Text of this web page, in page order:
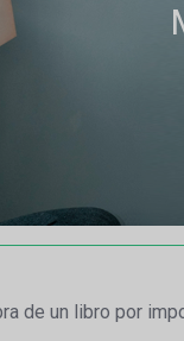
de un libro por